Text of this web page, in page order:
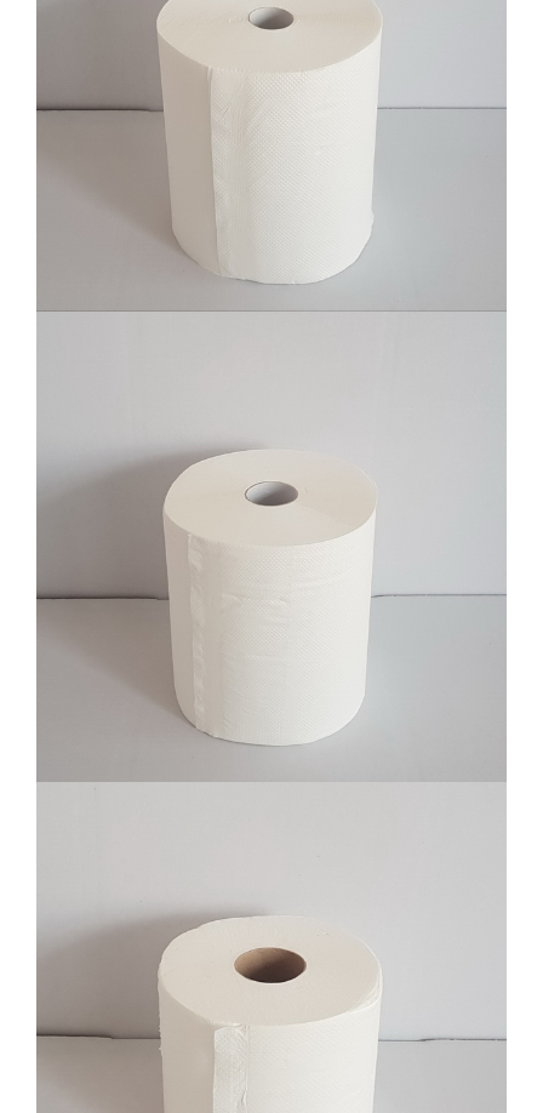
Ubrus auto cut (potez), 2 sloja, celuloza
6/1
Ubrus centralno, 2 sloja, celuloza 6/1
Toalet papir centralno, 2 sloja, celuloza,